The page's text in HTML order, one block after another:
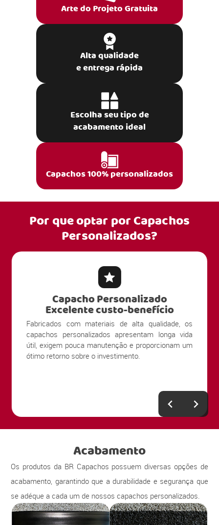
Arte do Projeto Gratuita
Alta qualidade
e entrega rápida
Escolha seu tipo de
acabamento ideal
Capachos 100% personalizados
Por que optar porCapachos
Personalizados?
Capacho Personalizado
Excelente custo-benefício
Fabricados com materiais de alta qualidade, os
capachos personalizados apresentam longa vida
útil, exigem pouca manutenção e proporcionam um
ótimo retorno sobre o investimento.
Acabamento
Os produtos da BR Capachos possuem diversas opções de
acabamento, garantindo que a durabilidade e segurança que
se adéque a cada um de nossos capachos personalizados.